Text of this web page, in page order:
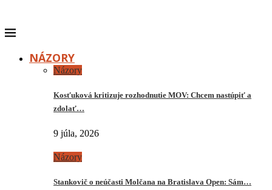
NÁZORY
Názory
Kosťuková kritizuje rozhodnutie MOV: Chcem nastúpiť a
zdolať…
9 júla, 2026
Názory
Stankovič o neúčasti Molčana na Bratislava Open: Sám…